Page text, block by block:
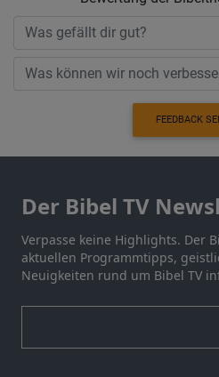
FEEDBACK
Der Bibel TV
Verpasse keine Highlights. Der
aktuellen Programmtipps,
Neuigkeiten rund um Bibel TV